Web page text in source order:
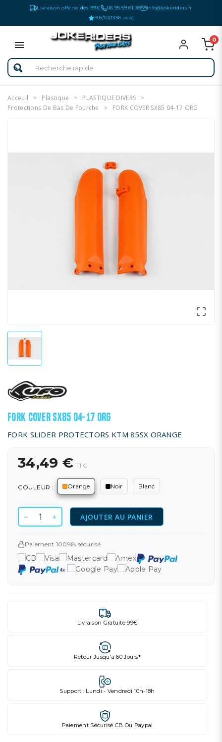
Livraison offerte dès 99€ 06.95.59.61.36
info@jokeriders.fr
9.6/10(1336 avis)
0
Acceuil Plastique
PLASTIQUE DIVERS
Protections De Bas De Fourche
FORK COVER SX85 04-17 ORG

FORK COVER SX85 04-17 ORG
FORK SLIDER PROTECTORS KTM 85SX ORANGE
34,49 € TTC
COULEUR : Orange Noir Blanc
AJOUTER AU PANIER
Paiement 100%% sécurisé
Livraison Gratuite 99€
Retour Jusqu'à 60 Jours*
Support : Lundi - Vendredi 10h-18h
Paiement Sécurisé CB Ou Paypal